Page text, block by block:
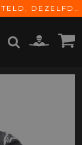
OP ONZE WERKDAGEN VOOR 15:00 BESTELD, DEZELFDE DAG VERZONDEN! GRATIS VERZENDING VANAF € 65,-